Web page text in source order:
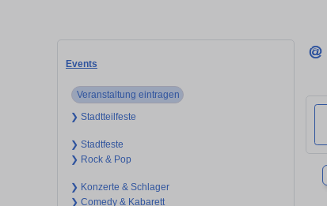
Events
Veranstaltung eintragen
❯ Stadtteilfeste
❯ Stadtfeste
❯ Rock & Pop
❯ Konzerte & Schlager
❯ Comedy & Kabarett